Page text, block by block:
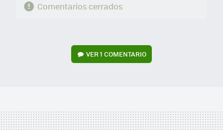
Comentarios cerrados
VER1 COMENTARIO